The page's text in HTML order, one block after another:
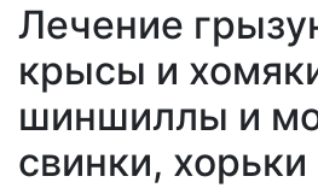
Лечение
крысы и
шиншиллы и
свинки, хорьки